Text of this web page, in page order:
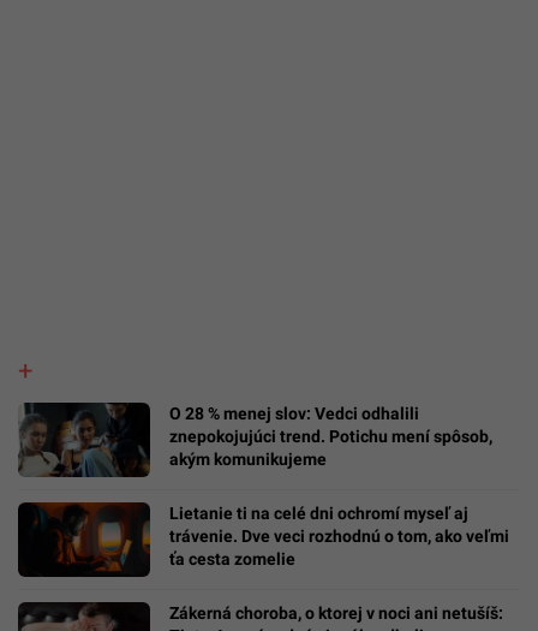
O 28 % menej slov: Vedci odhalili
znepokojujúci trend. Potichu mení spôsob,
akým komunikujeme
Lietanie ti na celé dni ochromí myseľ aj
trávenie. Dve veci rozhodnú o tom, ako veľmi
ťa cesta zomelie
Zákerná choroba, o ktorej v noci ani netušíš: